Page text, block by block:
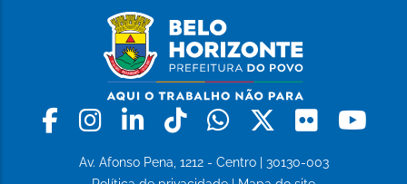
Facebook
Instagram
LinkedinTiktokWhatsapp
X Flickr
Av. Afonso Pena, 1212 - Centro | 30130-003